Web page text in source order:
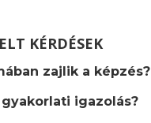
KÉRDÉSEK
zajlik a képzés?
igazolás?